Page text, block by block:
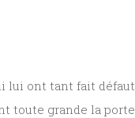
lui ont tant fait
toute grande la